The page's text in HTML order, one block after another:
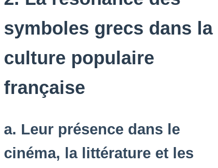
symboles grecs dans la
culture populaire
française
a. Leur présence dans le
cinéma, la littérature et les